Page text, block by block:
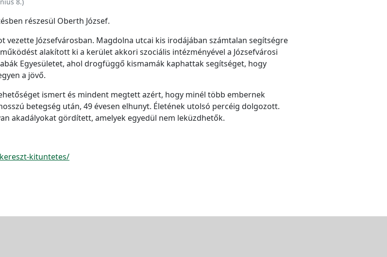
részesül Oberth József.
vezette Józsefvárosban. Magdolna utcai kis irodájában számtalan segítségre
alakított ki a kerület akkori szociális intézményével a Józsefvárosi
Egyesületet, ahol drogfüggő kismamák kaphattak segítséget, hogy
a jövő.
ismert és mindent megtett azért, hogy minél több embernek
betegség után, 49 évesen elhunyt. Életének utolsó percéig dolgozott.
akadályokat gördített, amelyek egyedül nem leküzdhetők.
kituntetes/